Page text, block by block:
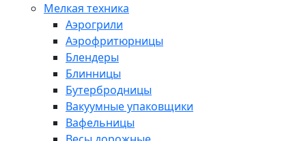
Мелкая техника
Аэрогрили
Аэрофритюрницы
Блендеры
Блинницы
Бутербродницы
Вакуумные упаковщики
Вафельницы